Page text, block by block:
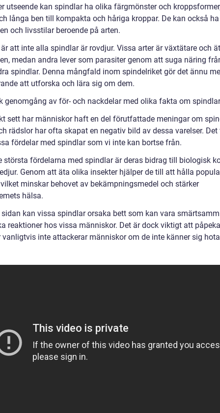
utseende kan spindlar ha olika färgmönster och
långa ben till kompakta och håriga kroppar. De kan också
och livsstilar beroende på arten.
att inte alla spindlar är rovdjur. Vissa arter är växtätare och
medan andra lever som parasiter genom att suga näring
spindlar. Denna mångfald inom spindelriket gör det ännu
att utforska och lära sig om dem.
genomgång av för- och nackdelar med olika fakta om spindlar
sett har människor haft en del förutfattade meningar om
rädslor har ofta skapat en negativ bild av dessa varelser. Det
fördelar med spindlar som vi inte kan bortse från.
största fördelarna med spindlar är deras bidrag till biologisk
Genom att äta olika insekter hjälper de till att hålla
minskar behovet av bekämpningsmedel och stärker
hälsa.
sidan kan vissa spindlar orsaka bett som kan vara
reaktioner hos vissa människor. Det är dock viktigt att
vanligtvis inte attackerar människor om de inte känner sig